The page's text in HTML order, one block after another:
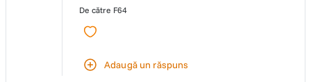
De către F64
Adaugă un răspuns